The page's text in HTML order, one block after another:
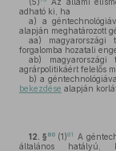
adható ki, ha
a) a
alapján meghatározott
aa) magyarországi
forgalomba hozatali
ab) magyarországi
agrárpolitikáért felelős
b) a
bekezdése alapján
12. § 80 (1)81
A
általános hatályú,